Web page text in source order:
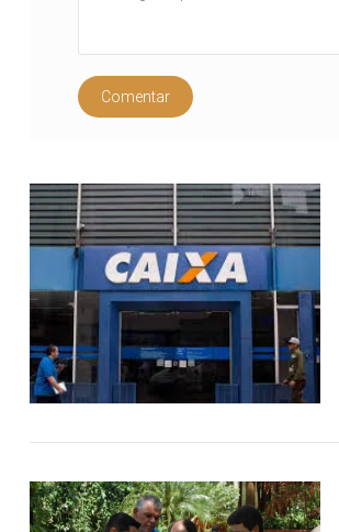
Comentar